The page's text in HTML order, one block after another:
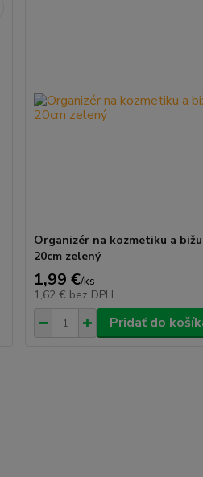
Organizér na kozmetiku a
20cm zelený
1,99 €/ks
1,62 € bez DPH
Pridať do